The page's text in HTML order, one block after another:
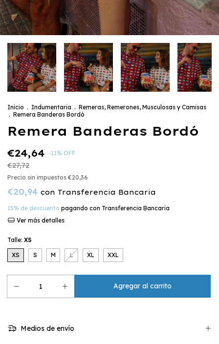
Inicio . Indumentaria . Remeras, Remerones, Musculosas y Camisas
. Remera Banderas Bordó
Remera Banderas Bordó
€24,64 -11% OFF
€27,72
Precio sin impuestos €20,36
€20,94 con Transferencia Bancaria
15% de descuento pagando con Transferencia Bancaria
Ver más detalles
Talle: XS
XS S M L XL XXL
Medios de envío